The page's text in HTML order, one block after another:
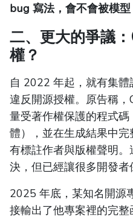
bug 寫法，會不會被模型
二、更大的爭議
權？
自 2022 年起，就有集
違反開源授權。原告稱
量受著作權保護的程式
體），並在生成結果中
有標註作者與版權聲明
決，但已經讓很多開發者
2025 年底，某知名開源
接輸出了他專案裡的完